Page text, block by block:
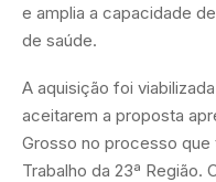
e amplia a capacidade
de saúde.
A aquisição foi
aceitarem a proposta
Grosso no processo que
Trabalho da 23ª Região.